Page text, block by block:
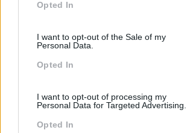
use your data for below specified purposes
Opted In
I want to opt-out of the Sale of my
Personal Data.
Opted In
I want to opt-out of processing my
Personal Data for Targeted Advertising.
Opted In
Feedback fora do
Como usar a escuta